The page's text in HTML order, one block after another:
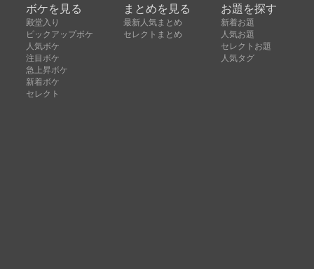
ボケを見る
殿堂入り
ピックアップボケ
人気ボケ
注目ボケ
急上昇ボケ
新着ボケ
セレクト
まとめを見る
最新人気まとめ
セレクトまとめ
お題を探す
新着お題
人気お題
セレクトお題
人気タグ